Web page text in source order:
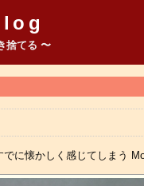
捨てる 〜
に懐かしく感じてしまう